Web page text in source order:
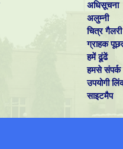
अधिसूचना
अलुम्नी
चित्र गैलरी
ग्राहक
हमें ढूंढें
हमसे
उपयोगी
साइटमैप